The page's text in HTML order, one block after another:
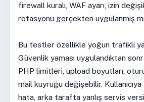
firewall kuralı, WAF ayarı, izin
rotasyonu gerçekten uygulanmış
Bu testler özellikle yoğun trafikli
Güvenlik yaması uygulandıktan
PHP limitleri, upload boyutları,
mail kuyruğu değişebilir.
hata, arka tarafta yanlış servis